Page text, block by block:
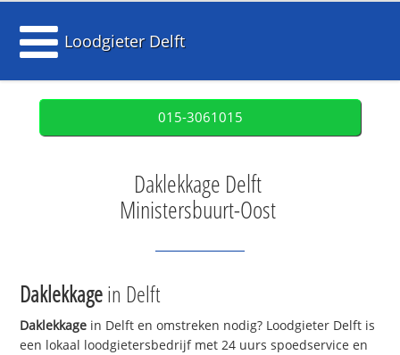
Loodgieter Delft
015-3061015
Daklekkage Delft
Ministersbuurt-Oost
Daklekkagein Delft
Daklekkage in Delft en omstreken nodig? Loodgieter Delft is
een lokaal loodgietersbedrijf met 24 uurs spoedservice en